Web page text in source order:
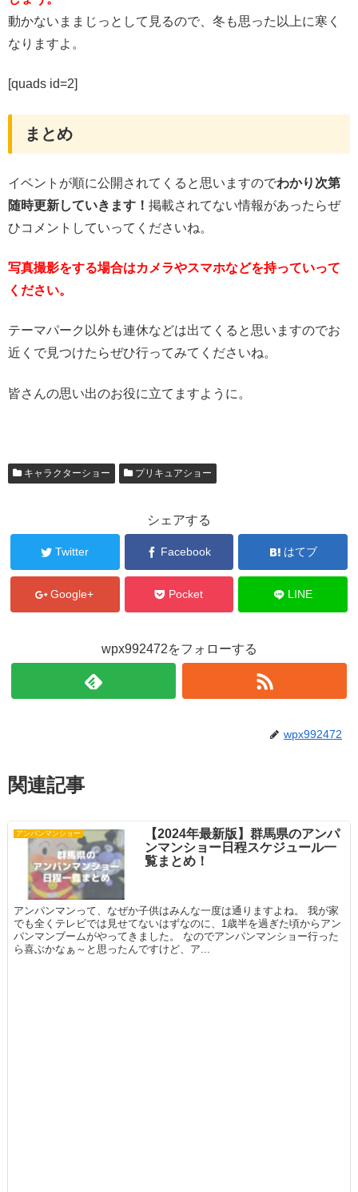
動かないままじっとして見るので、冬も思った以上に寒く
なりますよ。
[quads id=2]
まとめ
イベントが順に公開されてくると思いますのでわかり次第
随時更新していきます！ 掲載されてない情報があったらぜ
ひコメントしていってくださいね。
写真撮影をする場合はカメラやスマホなどを持っていって
ください。
テーマパーク以外も連休などは出てくると思いますのでお
近くで見つけたらぜひ行ってみてくださいね。
皆さんの思い出のお役に立てますように。
キャラクターショー プリキュアショー
シェアする
Twitter Facebook はてブ
Google+ Pocket LINE
wpx992472をフォローする
wpx992472
関連記事
アンパンマンショー
【2024年最新版】群馬県のアンパ
ンマンショー日程スケジュール一
覧まとめ！
アンパンマンって、なぜか子供はみんな一度は通りますよね。 我が家
でも全くテレビでは見せてないはずなのに、1歳半を過ぎた頃からアン
パンマンブームがやってきました。 なのでアンパンマンショー行った
ら喜ぶかなぁ～と思ったんですけど、ア...